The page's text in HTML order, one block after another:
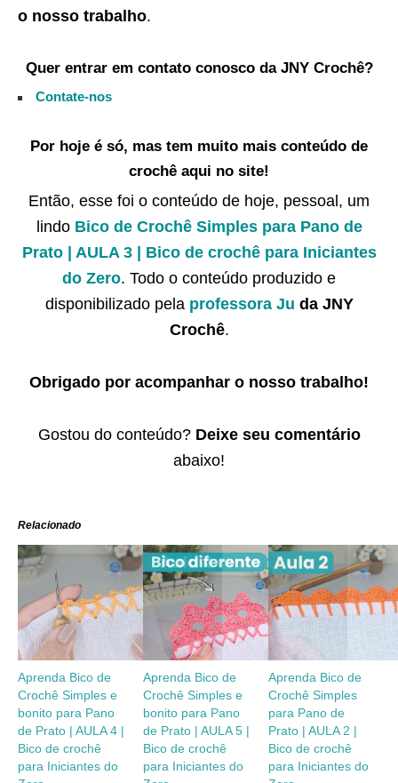
o nosso trabalho.
Quer entrar em contato conosco da JNY Crochê?
Contate-nos
Por hoje é só, mas tem muito mais conteúdo de
crochê aqui no site!
Então, esse foi o conteúdo de hoje, pessoal, um
lindo Bico de Crochê Simples para Pano de
Prato | AULA 3 | Bico de crochê para Iniciantes
do Zero. Todo o conteúdo produzido e
disponibilizado pela professora Ju da JNY
Crochê.
Obrigado por acompanhar o nosso trabalho!
Gostou do conteúdo? Deixe seu comentário
abaixo!
Relacionado
Aprenda Bico de
Crochê Simples e
bonito para Pano
de Prato | AULA 4 |
Bico de crochê
para Iniciantes do
Aprenda Bico de
Crochê Simples e
bonito para Pano
de Prato | AULA 5 |
Bico de crochê
para Iniciantes do
Aprenda Bico de
Crochê Simples
para Pano de
Prato | AULA 2 |
Bico de crochê
para Iniciantes do